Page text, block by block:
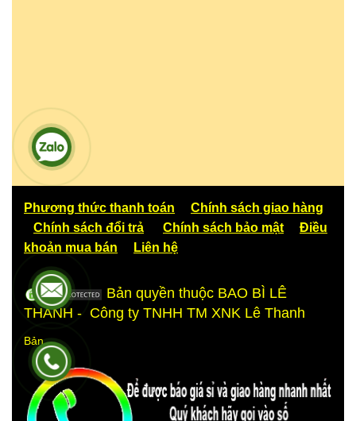
Phương thức thanh toán
Chính sách giao hàng
Chính sách đổi trả
Chính sách bảo mật
Điều
khoản mua bán
Liên hệ
Bản quyền thuộc BAO BÌ LÊ
THANH - Công ty TNHH TM XNK Lê Thanh
Bản